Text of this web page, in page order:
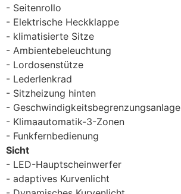
Seitenrollo
Elektrische Heckklappe
klimatisierte Sitze
Ambientebeleuchtung
Lordosenstütze
Lederlenkrad
Sitzheizung hinten
Geschwindigkeitsbegrenzungsanlage
Klimaautomatik-3-Zonen
Funkfernbedienung
Sicht
LED-Hauptscheinwerfer
adaptives Kurvenlicht